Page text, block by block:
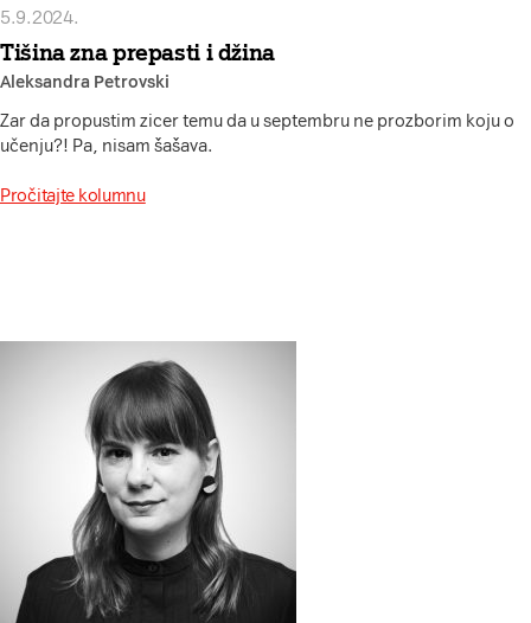
5.9.2024.
Tišina zna prepasti i džina
Aleksandra Petrovski
Zar da propustim zicer temu da u septembru ne prozborim koju o
učenju?! Pa, nisam šašava.
Pročitajte kolumnu